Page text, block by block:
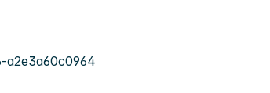
a2e3a60c0964